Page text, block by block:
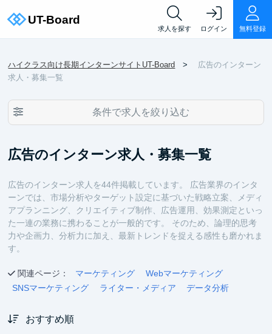
求人を探す ログイン 無料登録
ハイクラス向け長期インターンサイトUT-Board
広告のインターン
求人・募集一覧
条件で求人を絞り込む
広告のインターン求人・募集一覧
広告のインターン求人を44件掲載しています。 広告業界のインタ
ーンでは、市場分析やターゲット設定に基づいた戦略立案、メディ
アプランニング、クリエイティブ制作、広告運用、効果測定といっ
た一連の業務に携わることが一般的です。 そのため、論理的思考
力や企画力、分析力に加え、最新トレンドを捉える感性も磨かれま
す。
関連ページ： マーケティング
Webマーケティング
SNSマーケティング
ライター・メディア データ分析
おすすめ順